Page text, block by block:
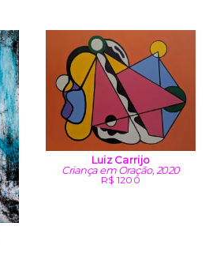
Luiz Carrijo
Criança em Oração, 2020
R$ 1200